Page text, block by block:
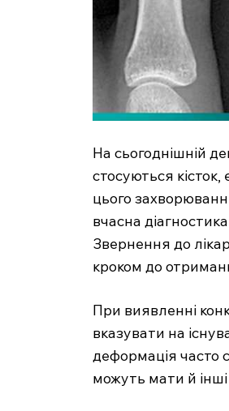
На сьогоднішній
стосуються
цього
вчасна
Звернення до
кроком до
При виявленні
вказувати на
деформація часто
можуть мати й